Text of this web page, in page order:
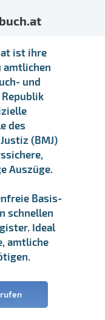
ist ihre
und
des
(BMJ)
Auszüge.
Basis-
schnellen
Ideal
amtliche